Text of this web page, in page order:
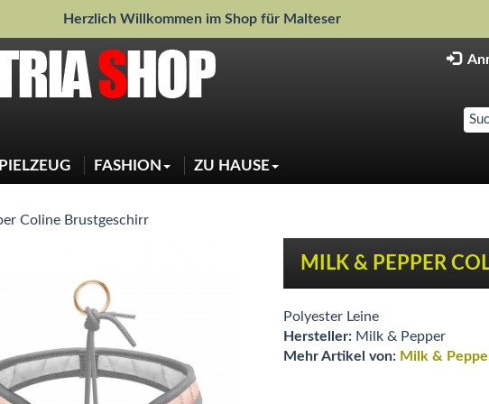
Herzlich Willkommen im Shop für Malteser
FASHION
Jacken
Halstücher
Mascherl
Jeansjacke
ZU HAUSE
Weihnachtsdeko
Coline Brustgeschirr
MILK & PEPPER
Polyester Leine
Hersteller: Milk & Pepper
Mehr Artikel von: Milk &